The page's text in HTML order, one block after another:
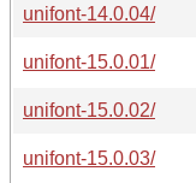
unifont-14.0.04/
unifont-15.0.01/
unifont-15.0.02/
unifont-15.0.03/